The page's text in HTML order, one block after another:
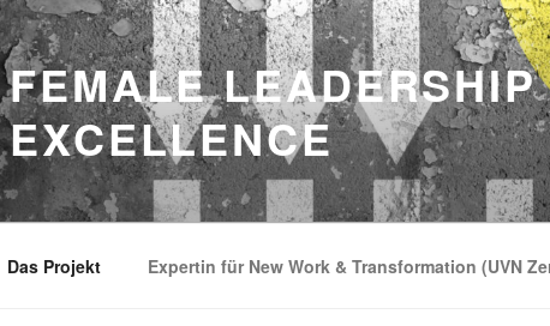
FEMALE
EXCELLENCE
Das Projekt Expertin für New Work & Transformation (UVN